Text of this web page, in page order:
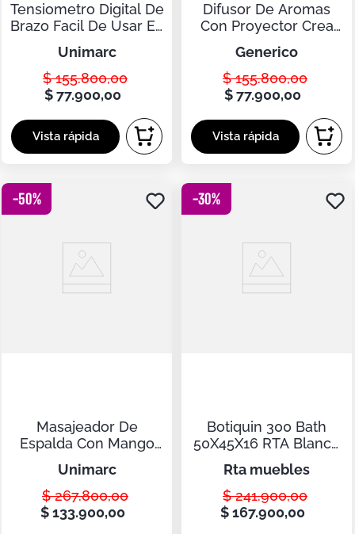
Tensiometro Digital De
Brazo Facil De Usar En
Casa
unimarc
$ 155.800,00
$ 77.900,00
Difusor De Aromas
Con Proyector Crea
Ambientes Relajantes
generico
$ 155.800,00
$ 77.900,00
-50%
Masajeador De
Espalda Con Mango
Largo Y Cabezas
cambiables
unimarc
$ 267.800,00
$ 133.900,00
-30%
Botiquin 300 Bath
50X45X16 RTA Blanco
rta muebles
$ 241.900,00
$ 167.900,00